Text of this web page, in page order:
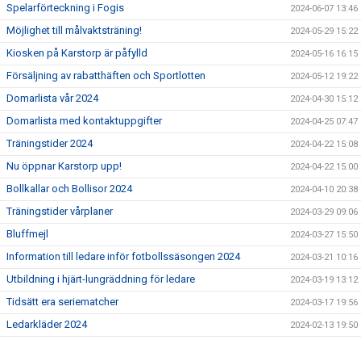
Spelarförteckning i Fogis 2024-06-07 13:46
Möjlighet till målvaktsträning! 2024-05-29 15:22
Kiosken på Karstorp är påfylld 2024-05-16 16:15
Försäljning av rabatthäften och Sportlotten 2024-05-12 19:22
Domarlista vår 2024 2024-04-30 15:12
Domarlista med kontaktuppgifter 2024-04-25 07:47
Träningstider 2024 2024-04-22 15:08
Nu öppnar Karstorp upp! 2024-04-22 15:00
Bollkallar och Bollisor 2024 2024-04-10 20:38
Träningstider vårplaner 2024-03-29 09:06
Bluffmejl 2024-03-27 15:50
Information till ledare inför fotbollssäsongen 2024 2024-03-21 10:16
Utbildning i hjärt-lungräddning för ledare 2024-03-19 13:12
Tidsätt era seriematcher 2024-03-17 19:56
Ledarkläder 2024 2024-02-13 19:50